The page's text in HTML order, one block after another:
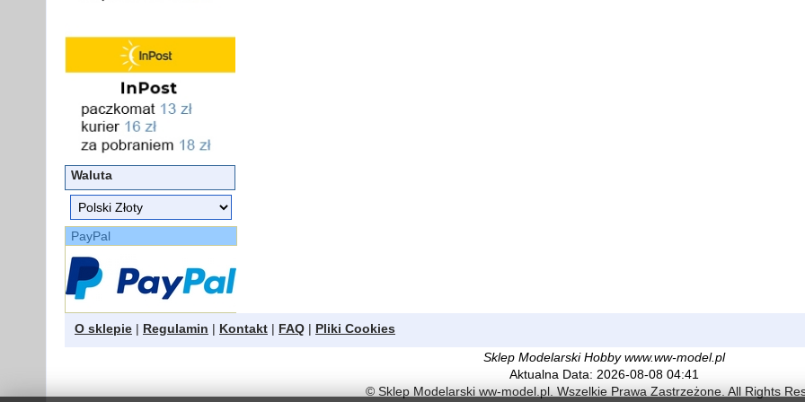
Waluta
PayPal
O sklepie | Regulamin | Kontakt | FAQ | Pliki Cookies
Sklep Modelarski Hobby www.ww-model.pl
Aktualna Data: 2026-08-08 04:41
©Sklep Modelarski ww-model.pl. Wszelkie Prawa Zastrzeżone. All Rights